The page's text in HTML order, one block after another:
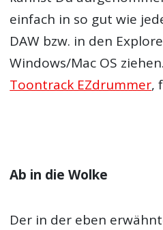
einfach in so gut wie
DAW bzw. in den
Windows/Mac OS
Toontrack EZdrummer,
Ab in die Wolke
Der in der eben